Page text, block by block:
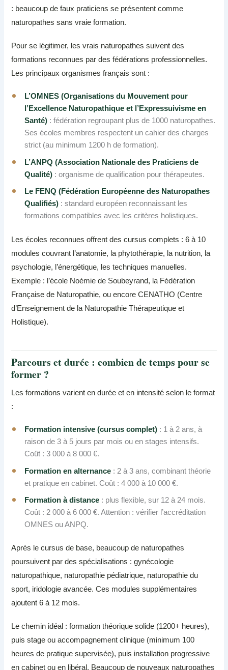
: beaucoup de faux praticiens se présentent comme
naturopathes sans vraie formation.
Pour se légitimer, les vrais naturopathes suivent des
formations reconnues par des fédérations professionnelles.
Les principaux organismes français sont :
L’OMNES (Organisations du Mouvement pour
l’Excellence Naturopathique et l’Expressuivisme en
Santé) : fédération regroupant plus de 1000 naturopathes.
Ses écoles membres respectent un cahier des charges
strict (au minimum 1200 h de formation).
L’ANPQ (Association Nationale des Praticiens de
Qualité) : organisme de qualification pour thérapeutes.
Le FENQ (Fédération Européenne des Naturopathes
Qualifiés) : standard européen reconnaissant les
formations compatibles avec les critères holistiques.
Les écoles reconnues offrent des cursus complets : 6 à 10
modules couvrant l’anatomie, la phytothérapie, la nutrition, la
psychologie, l’énergétique, les techniques manuelles.
Exemple : l’école Noémie de Soubeyrand, la Fédération
Française de Naturopathie, ou encore CENATHO (Centre
d’Enseignement de la Naturopathie Thérapeutique et
Holistique).
Parcours et durée : combien de temps pour se
former ?
Les formations varient en durée et en intensité selon le format
:
Formation intensive (cursus complet) : 1 à 2 ans, à
raison de 3 à 5 jours par mois ou en stages intensifs.
Coût : 3 000 à 8 000 €.
Formation en alternance : 2 à 3 ans, combinant théorie
et pratique en cabinet. Coût : 4 000 à 10 000 €.
Formation à distance : plus flexible, sur 12 à 24 mois.
Coût : 2 000 à 6 000 €. Attention : vérifier l’accréditation
OMNES ou ANPQ.
Après le cursus de base, beaucoup de naturopathes
poursuivent par des spécialisations : gynécologie
naturopathique, naturopathie pédiatrique, naturopathie du
sport, iridologie avancée. Ces modules supplémentaires
ajoutent 6 à 12 mois.
Le chemin idéal : formation théorique solide (1200+ heures),
puis stage ou accompagnement clinique (minimum 100
heures de pratique supervisée), puis installation progressive
en cabinet ou en libéral. Beaucoup de nouveaux naturopathes